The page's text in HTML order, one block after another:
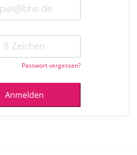
Passwort vergessen?
Anmelden